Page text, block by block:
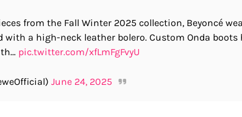
from the Fall Winter 2025 collection, Beyoncé
with a high-neck leather bolero. Custom Onda boots
pic.twitter.com/xfLmFgFvyU
June 24, 2025